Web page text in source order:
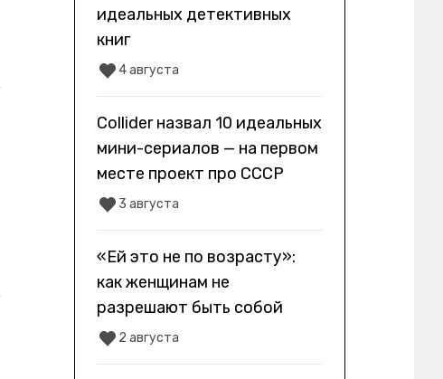
идеальных детективных
книг
4 августа
Collider назвал 10 идеальных
мини-сериалов — на первом
месте проект про СССР
3 августа
«Ей это не по возрасту»:
как женщинам не
разрешают быть собой
2 августа